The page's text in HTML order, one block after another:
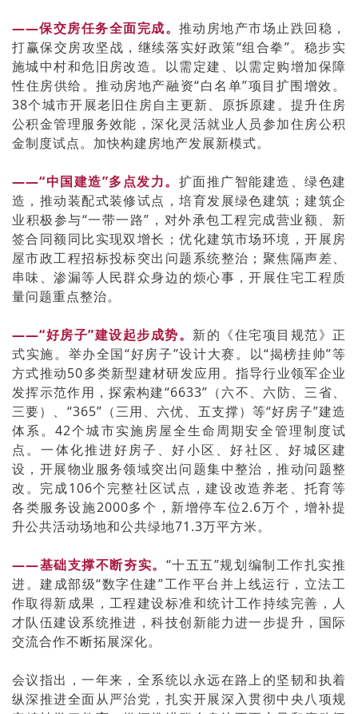
——保交房任务全面完成。 推动房地产市场止跌回稳，
打赢保交房攻坚战，继续落实好政策“组合拳”。稳步实
施城中村和危旧房改造。以需定建、以需定购增加保障
性住房供给。推动房地产融资“白名单”项目扩围增效。
38个城市开展老旧住房自主更新、原拆原建。提升住房
公积金管理服务效能，深化灵活就业人员参加住房公积
金制度试点。加快构建房地产发展新模式。
——“中国建造”多点发力。 扩面推广智能建造、绿色建
造，推动装配式装修试点，培育发展绿色建筑；建筑企
业积极参与“一带一路”，对外承包工程完成营业额、新
签合同额同比实现双增长；优化建筑市场环境，开展房
屋市政工程招标投标突出问题系统整治；聚焦隔声差、
串味、渗漏等人民群众身边的烦心事，开展住宅工程质
量问题重点整治。
——“好房子”建设起步成势。 新的《住宅项目规范》正
式实施。举办全国“好房子”设计大赛。以“揭榜挂帅”等
方式推动50多类新型建材研发应用。指导行业领军企业
发挥示范作用，探索构建“6633”（六不、六防、三省、
三要）、“365”（三用、六优、五支撑）等“好房子”建造
体系。42个城市实施房屋全生命周期安全管理制度试
点。一体化推进好房子、好小区、好社区、好城区建
设，开展物业服务领域突出问题集中整治，推动问题整
改。完成106个完整社区试点，建设改造养老、托育等
各类服务设施2000多个，新增停车位2.6万个，增补提
升公共活动场地和公共绿地71.3万平方米。
——基础支撑不断夯实。 “十五五”规划编制工作扎实推
进。建成部级“数字住建”工作平台并上线运行，立法工
作取得新成果，工程建设标准和统计工作持续完善，人
才队伍建设系统推进，科技创新能力进一步提升，国际
交流合作不断拓展深化。
会议指出，一年来，全系统以永远在路上的坚韧和执着
纵深推进全面从严治党，扎实开展深入贯彻中央八项规